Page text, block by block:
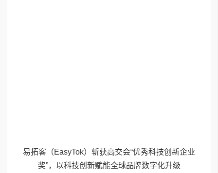
易拓客（EasyTok）斩获高交会“优秀科技创新企业
奖”，以科技创新赋能全球品牌数字化升级